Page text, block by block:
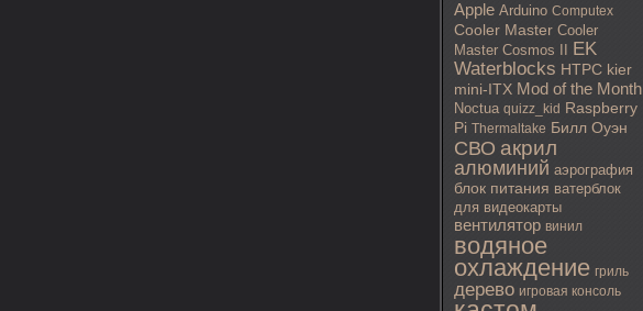
Apple Arduino Computex
Cooler Master Cooler
Master Cosmos II
EK
Waterblocks HTPC kier
mini-ITX Mod of the Month
Noctua quizz_kid Raspberry
Pi Thermaltake Билл Оуэн
СВО акрил
алюминий аэрография
блок питания ватерблок
для видеокарты
вентилятор винил
водяное
охлаждение гриль
дерево игровая консоль